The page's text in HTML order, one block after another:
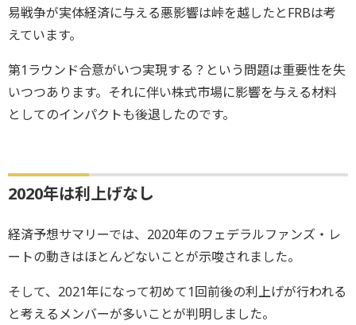
易戦争が実体経済に与える悪影響は峠を越したとFRBは考
えています。
第1ラウンド合意がいつ実現する？という問題は重要性を失
いつつあります。それに伴い株式市場に影響を与える材料
としてのインパクトも後退したのです。
2020年は利上げなし
経済予想サマリーでは、2020年のフェデラルファンズ・レ
ートの動きはほとんどないことが示唆されました。
そして、2021年になって初めて1回前後の利上げが行われる
と考えるメンバーが多いことが判明しました。